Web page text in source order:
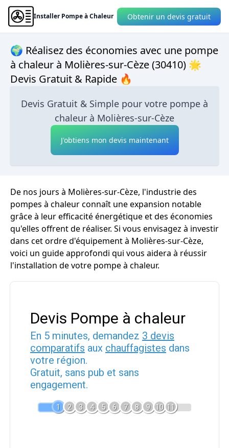
Installer Pompe à Chaleur Obtenir un devis gratuit
🌍 Réalisez des économies avec une pompe
à chaleur à Molières-sur-Cèze (30410) 🌟
Devis Gratuit & Rapide 🔥
Devis Gratuit & Simple pour votre pompe à
chaleur à Molières-sur-Cèze
J'obtiens mon devis maintenant
De nos jours à Molières-sur-Cèze, l'industrie des
pompes à chaleur connaît une expansion notable
grâce à leur efficacité énergétique et des économies
qu'elles offrent de réaliser. Si vous envisagez à investir
dans cet ordre d'équipement à Molières-sur-Cèze,
voici un guide approfondi qui vous aidera à réussir
l'installation de votre pompe à chaleur.
Devis Pompe à chaleur
En 5 minutes, demandez 3 devis
comparatifs aux chauffagistes dans
votre région.
Gratuit, sans pub et sans
engagement.
1 2 3 4 5 6 7 8 9 10 11